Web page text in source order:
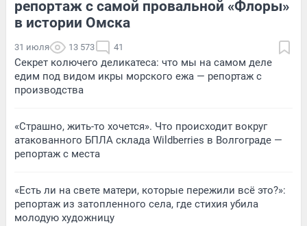
репортаж с самой провальной «Флоры»
в истории Омска
31 июля 13 573 41
Секрет колючего деликатеса: что мы на самом деле
едим под видом икры морского ежа — репортаж с
производства
«Страшно, жить-то хочется». Что происходит вокруг
атакованного БПЛА склада Wildberries в Волгограде —
репортаж с места
«Есть ли на свете матери, которые пережили всё это?»:
репортаж из затопленного села, где стихия убила
молодую художницу